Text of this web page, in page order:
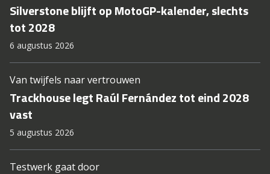
Silverstone blijft op MotoGP-kalender, slechts
tot 2028
6 augustus 2026
Van twijfels naar vertrouwen
Trackhouse legt Raúl Fernández tot eind 2028
vast
5 augustus 2026
Testwerk gaat door